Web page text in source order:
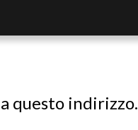
questo indirizzo.